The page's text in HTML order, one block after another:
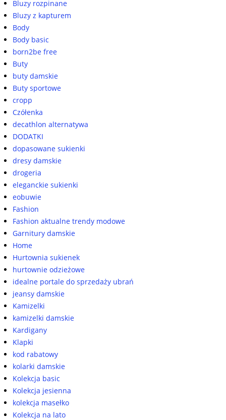
Bluzy rozpinane
Bluzy z kapturem
Body
Body basic
born2be free
Buty
buty damskie
Buty sportowe
cropp
Czółenka
decathlon alternatywa
DODATKI
dopasowane sukienki
dresy damskie
drogeria
eleganckie sukienki
eobuwie
Fashion
Fashion aktualne trendy modowe
Garnitury damskie
Home
Hurtownia sukienek
hurtownie odzieżowe
idealne portale do sprzedaży ubrań
jeansy damskie
Kamizelki
kamizelki damskie
Kardigany
Klapki
kod rabatowy
kolarki damskie
Kolekcja basic
Kolekcja jesienna
kolekcja masełko
Kolekcja na lato